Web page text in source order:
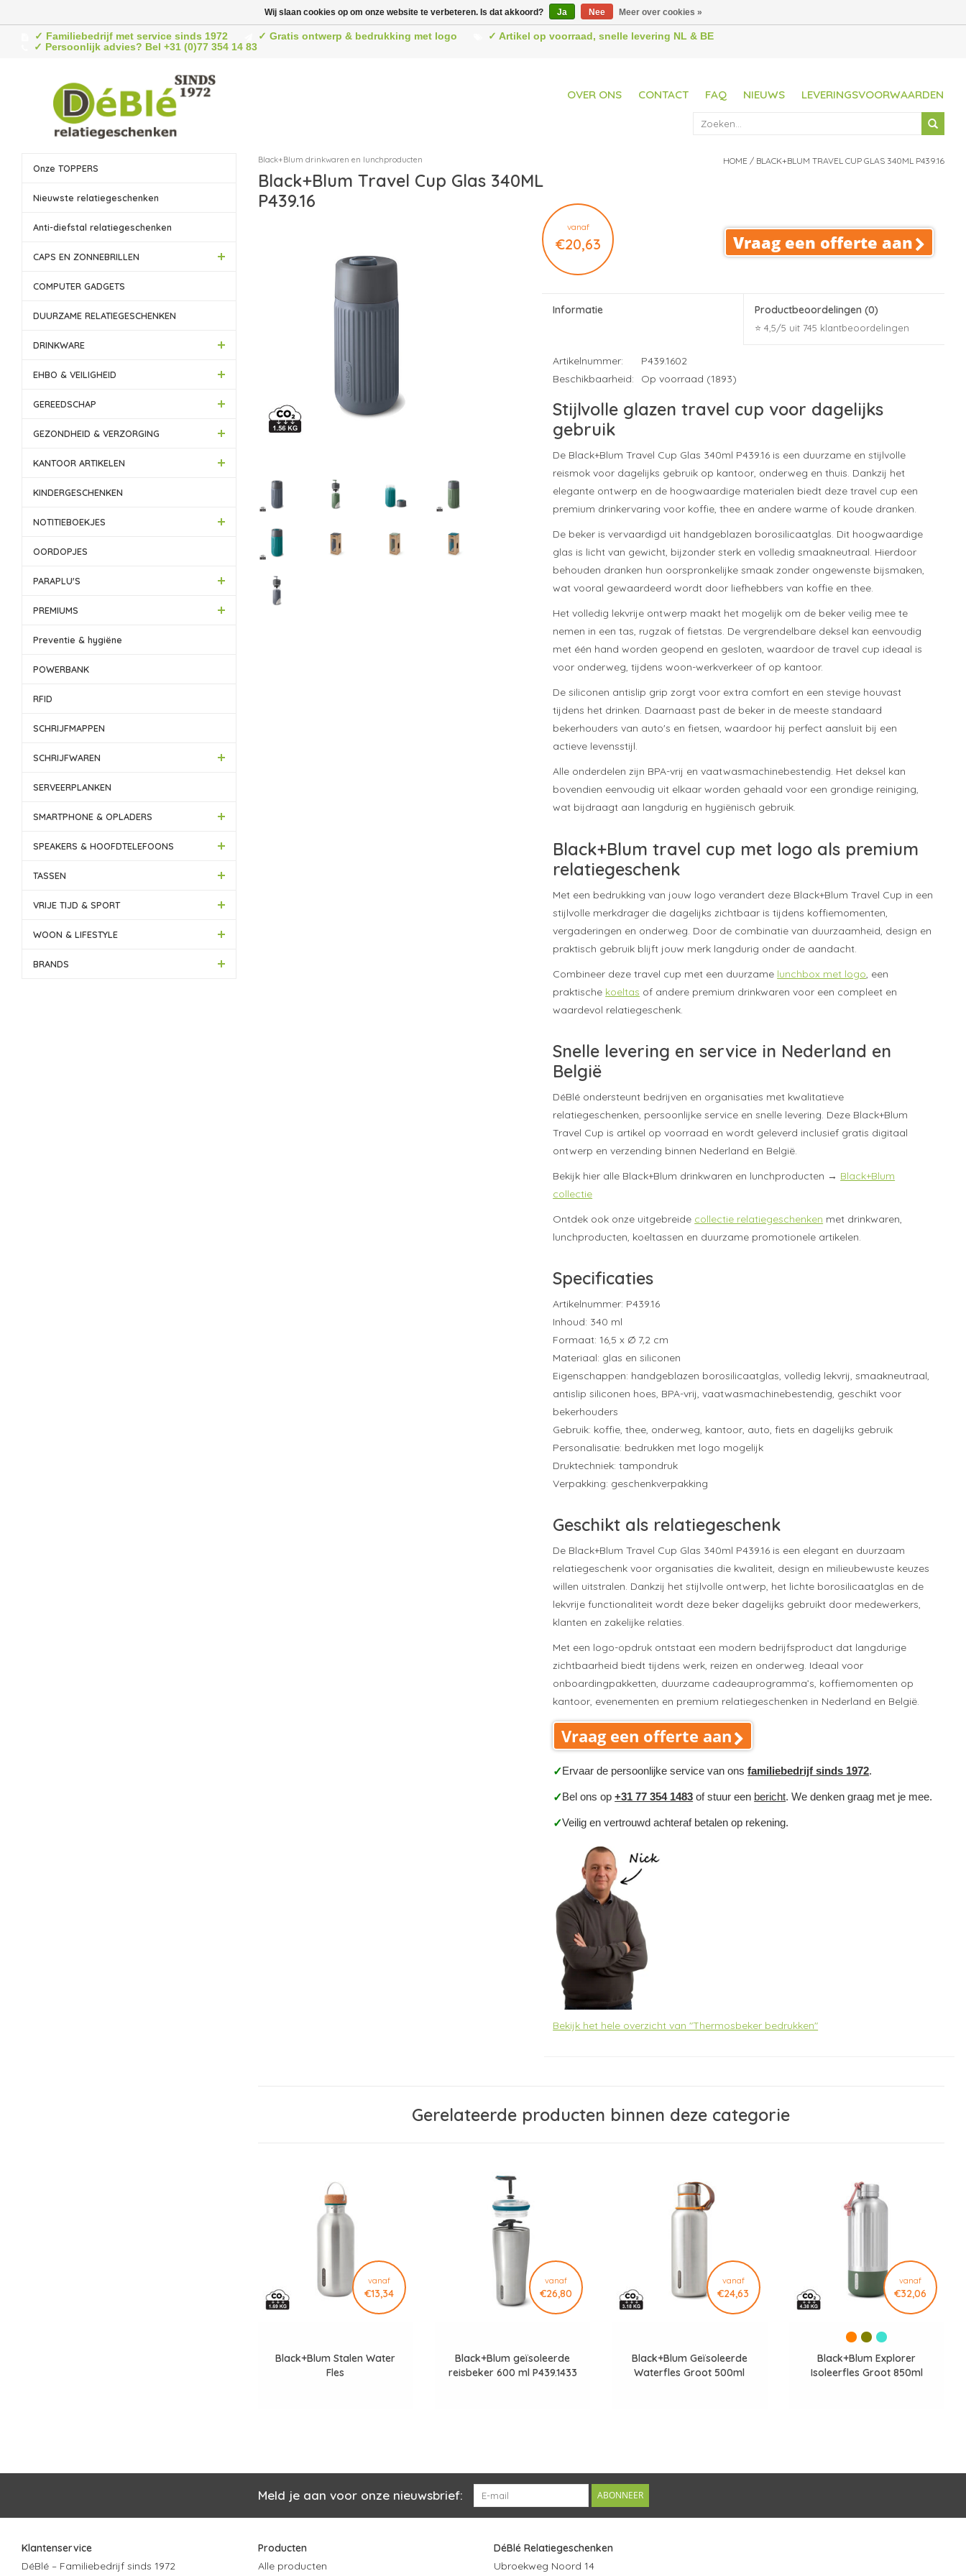
✓ Familiebedrijf met service sinds 1972 ✓ Gratis ontwerp & bedrukking met logo
✓ Artikel op voorraad, snelle levering NL & BE
✓ Persoonlijk advies? Bel +31 (0)77 354 14 83
OVER ONS CONTACT FAQ NIEUWS LEVERINGSVOORWAARDEN
Onze TOPPERS
Nieuwste relatiegeschenken
Anti-diefstal relatiegeschenken
CAPS EN ZONNEBRILLEN
COMPUTER GADGETS
DUURZAME RELATIEGESCHENKEN
DRINKWARE
EHBO & VEILIGHEID
GEREEDSCHAP
GEZONDHEID & VERZORGING
KANTOOR ARTIKELEN
KINDERGESCHENKEN
NOTITIEBOEKJES
OORDOPJES
PARAPLU'S
PREMIUMS
Preventie & hygiëne
POWERBANK
RFID
SCHRIJFMAPPEN
SCHRIJFWAREN
SERVEERPLANKEN
SMARTPHONE & OPLADERS
SPEAKERS & HOOFDTELEFOONS
TASSEN
VRIJE TIJD & SPORT
WOON & LIFESTYLE
BRANDS
Black+Blum drinkwaren en lunchproducten
Black+Blum Travel Cup Glas 340ML
P439.16
HOME / BLACK+BLUM TRAVEL CUP GLAS 340ML P439.16
vanaf
€20,63 Vraag een offerte aan
Informatie Productbeoordelingen(0)
⭐ 4,5/5 uit 745 klantbeoordelingen
Artikelnummer:
P439.1602
Beschikbaarheid:
Op voorraad (1893)
Stijlvolle glazen travel cup voor dagelijks
gebruik
De Black+Blum Travel Cup Glas 340ml P439.16 is een duurzame en stijlvolle
reismok voor dagelijks gebruik op kantoor, onderweg en thuis. Dankzij het
elegante ontwerp en de hoogwaardige materialen biedt deze travel cup een
premium drinkervaring voor koffie, thee en andere warme of koude dranken.
De beker is vervaardigd uit handgeblazen borosilicaatglas. Dit hoogwaardige
glas is licht van gewicht, bijzonder sterk en volledig smaakneutraal. Hierdoor
behouden dranken hun oorspronkelijke smaak zonder ongewenste bijsmaken,
wat vooral gewaardeerd wordt door liefhebbers van koffie en thee.
Het volledig lekvrije ontwerp maakt het mogelijk om de beker veilig mee te
nemen in een tas, rugzak of fietstas. De vergrendelbare deksel kan eenvoudig
met één hand worden geopend en gesloten, waardoor de travel cup ideaal is
voor onderweg, tijdens woon-werkverkeer of op kantoor.
De siliconen antislip grip zorgt voor extra comfort en een stevige houvast
tijdens het drinken. Daarnaast past de beker in de meeste standaard
bekerhouders van auto's en fietsen, waardoor hij perfect aansluit bij een
actieve levensstijl.
Alle onderdelen zijn BPA-vrij en vaatwasmachinebestendig. Het deksel kan
bovendien eenvoudig uit elkaar worden gehaald voor een grondige reiniging,
wat bijdraagt aan langdurig en hygiënisch gebruik.
Black+Blum travel cup met logo als premium
relatiegeschenk
Met een bedrukking van jouw logo verandert deze Black+Blum Travel Cup in een
stijlvolle merkdrager die dagelijks zichtbaar is tijdens koffiemomenten,
vergaderingen en onderweg. Door de combinatie van duurzaamheid, design en
praktisch gebruik blijft jouw merk langdurig onder de aandacht.
Combineer deze travel cup met een duurzame lunchbox met logo , een
praktische koeltas of andere premium drinkwaren voor een compleet en
waardevol relatiegeschenk.
Snelle levering en service in Nederland en
België
DéBlé ondersteunt bedrijven en organisaties met kwalitatieve
relatiegeschenken, persoonlijke service en snelle levering. Deze Black+Blum
Travel Cup is artikel op voorraad en wordt geleverd inclusief gratis digitaal
ontwerp en verzending binnen Nederland en België.
Bekijk hier alle Black+Blum drinkwaren en lunchproducten → Black+Blum
collectie
Ontdek ook onze uitgebreide collectie relatiegeschenken met drinkwaren,
lunchproducten, koeltassen en duurzame promotionele artikelen.
Specificaties
Artikelnummer: P439.16
Inhoud: 340 ml
Formaat: 16,5 x Ø 7,2 cm
Materiaal: glas en siliconen
Eigenschappen: handgeblazen borosilicaatglas, volledig lekvrij, smaakneutraal,
antislip siliconen hoes, BPA-vrij, vaatwasmachinebestendig, geschikt voor
bekerhouders
Gebruik: koffie, thee, onderweg, kantoor, auto, fiets en dagelijks gebruik
Personalisatie: bedrukken met logo mogelijk
Druktechniek: tampondruk
Verpakking: geschenkverpakking
Geschikt als relatiegeschenk
De Black+Blum Travel Cup Glas 340ml P439.16 is een elegant en duurzaam
relatiegeschenk voor organisaties die kwaliteit, design en milieubewuste keuzes
willen uitstralen. Dankzij het stijlvolle ontwerp, het lichte borosilicaatglas en de
lekvrije functionaliteit wordt deze beker dagelijks gebruikt door medewerkers,
klanten en zakelijke relaties.
Met een logo-opdruk ontstaat een modern bedrijfsproduct dat langdurige
zichtbaarheid biedt tijdens werk, reizen en onderweg. Ideaal voor
onboardingpakketten, duurzame cadeauprogramma’s, koffiemomenten op
kantoor, evenementen en premium relatiegeschenken in Nederland en België.
Vraag een offerte aan
✓Ervaar de persoonlijke service van onsfamiliebedrijf sinds 1972.
✓Bel ons op+31 77 354 1483 of stuur een bericht. We denken graag met je mee.
✓Veilig en vertrouwd achteraf betalen op rekening.
Bekijk het hele overzicht van "Thermosbeker bedrukken"
Gerelateerde producten binnen deze categorie
vanaf
€13,34
Black+Blum Stalen Water
Fles
vanaf
€26,80
Black+Blum geïsoleerde
reisbeker 600 ml P439.1433
vanaf
€24,63
Black+Blum Geïsoleerde
Waterfles Groot 500ml
vanaf
€32,06
Black+Blum Explorer
Isoleerfles Groot 850ml
Meld je aan voor onze nieuwsbrief: ABONNEER
Klantenservice
DéBlé – Familiebedrijf sinds 1972
Producten
Alle producten
DéBlé Relatiegeschenken
Ubroekweg Noord 14
Wij slaan cookies op om onze website te verbeteren. Is dat akkoord? Ja Nee Meer over cookies »